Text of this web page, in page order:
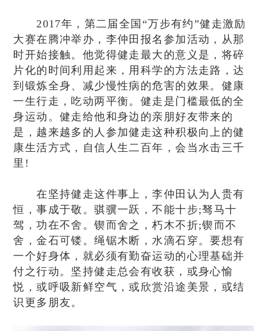
2017年，第二届全国“万步有约”健走激励
大赛在腾冲举办，李仲田报名参加活动，从那
时开始接触。他觉得健走最大的意义是，将碎
片化的时间利用起来，用科学的方法走路，达
到锻炼全身、减少慢性病的危害的效果。健康
一生行走，吃动两平衡。健走是门槛最低的全
身运动。健走给他和身边的亲朋好友带来的
是，越来越多的人参加健走这种积极向上的健
康生活方式，自信人生二百年，会当水击三千
里!
在坚持健走这件事上，李仲田认为人贵有
恒，事成于敬。骐骥一跃，不能十步;驽马十
驾，功在不舍。锲而舍之，朽木不折;锲而不
舍，金石可镂。绳锯木断，水滴石穿。要想有
一个好身体，就必须有勤奋运动的心理基础并
付之行动。坚持健走总会有收获，或身心愉
悦，或呼吸新鲜空气，或欣赏沿途美景，或结
识更多朋友。